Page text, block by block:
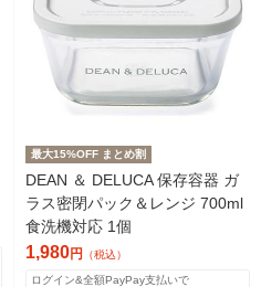
最大15%OFF まとめ割
DEAN ＆ DELUCA 保存容器 ガ
ラス密閉パック＆レンジ 700ml
食洗機対応 1個
1,980円 （税込）
ログイン&全額PayPay支払いで